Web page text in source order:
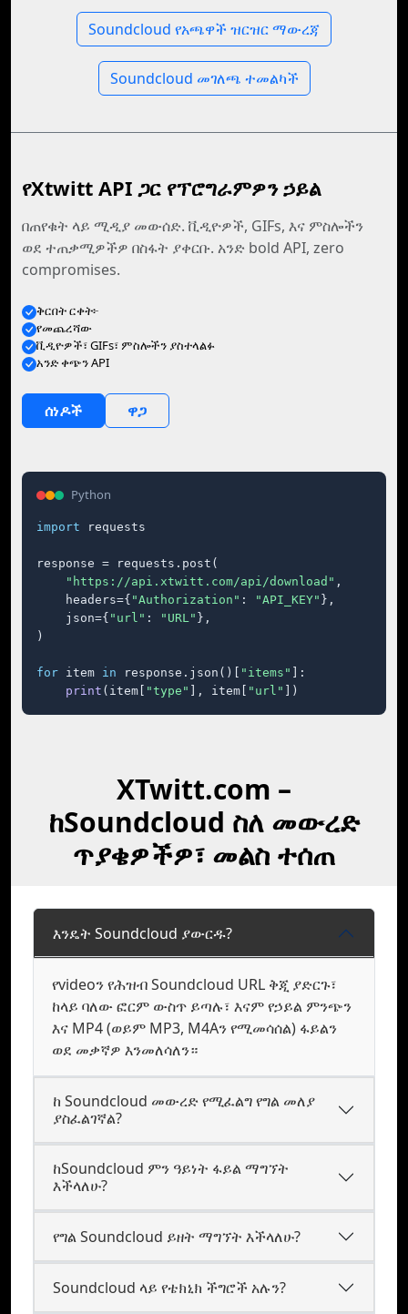
Soundcloud የአጫዋች ዝርዝር ማውረጃ
Soundcloud መገለጫ ተመልካች
የXtwitt API ጋር የፕሮግራምዎን ኃይል
በጠየቁት ላይ ሚዲያ መውሰድ. ቪዲዮዎች, GIFs, እና ምስሎችን
ወደ ተጠቃሚዎችዎ በስፋት ያቀርቡ. አንድ bold API, zero
compromises.
ቅርበት ርቀት፦
የመጨረሻው
ቪዲዮዎች፣ GIFs፣ ምስሎችን ያስተላልፉ
አንድ ቀጭን API
ሰነዶች ዋጋ
Python
import requests
response = requests.post(
"https://api.xtwitt.com/api/download" ,
    headers={
"Authorization" : "API_KEY" },
    json={
"url" : "URL" },
)
for item in response.json()[ "items"
]:
print (item[ "type" ], item[ "url" ])
XTwitt.com –
ከSoundcloud ስለ መውረድ
ጥያቄዎችዎ፣ መልስ ተሰጠ
እንዴት Soundcloud ያውርዱ?
የvideoን የሕዝብ Soundcloud URL ቅጂ ያድርጉ፣
ከላይ ባለው ፎርም ውስጥ ይጣሉ፣ እናም የኃይል ምንጭን
እና MP4 (ወይም MP3, M4Aን የሚመሳሰል) ፋይልን
ወደ መቃኛዎ እንመለሳለን።
ከ Soundcloud መውረድ የሚፈልግ የግል መለያ
ያስፈልገኛል?
ከSoundcloud ምን ዓይነት ፋይል ማግኘት
እችላለሁ?
የግል Soundcloud ይዘት ማግኘት እችላለሁ?
Soundcloud ላይ የቴክኒክ ችግሮች አሉን?